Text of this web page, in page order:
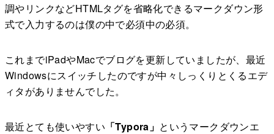
調やリンクなどHTMLタグを省略化できるマークダウン形
式で入力するのは僕の中で必須中の必須。
これまでiPadやMacでブログを更新していましたが、最近
Windowsにスイッチしたのですが中々しっくりとくるエデ
ィタがありませんでした。
最近とても使いやすい 「Typora」 というマークダウンエ